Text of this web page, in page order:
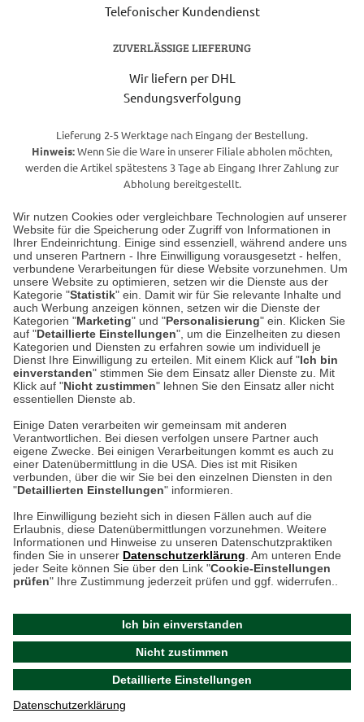
Wir nutzen Cookies oder vergleichbare Technologien auf unserer
Website für die Speicherung oder Zugriff von Informationen in
Ihrer Endeinrichtung. Einige sind essenziell, während andere uns
und unseren Partnern - Ihre Einwilligung vorausgesetzt - helfen,
verbundene Verarbeitungen für diese Website vorzunehmen. Um
unsere Website zu optimieren, setzen wir die Dienste aus der
Kategorie "Statistik" ein. Damit wir für Sie relevante Inhalte und
auch Werbung anzeigen können, setzen wir die Dienste der
Kategorien "Marketing" und "Personalisierung" ein. Klicken Sie
auf "Detaillierte Einstellungen", um die Einzelheiten zu diesen
Kategorien und Diensten zu erfahren sowie um individuell je
Dienst Ihre Einwilligung zu erteilen. Mit einem Klick auf "Ich bin
einverstanden" stimmen Sie dem Einsatz aller Dienste zu. Mit
Klick auf "Nicht zustimmen" lehnen Sie den Einsatz aller nicht
essentiellen Dienste ab.
Einige Daten verarbeiten wir gemeinsam mit anderen
Verantwortlichen. Bei diesen verfolgen unsere Partner auch
eigene Zwecke. Bei einigen Verarbeitungen kommt es auch zu
einer Datenübermittlung in die USA. Dies ist mit Risiken
verbunden, über die wir Sie bei den einzelnen Diensten in den
"Detaillierten Einstellungen" informieren.
Ihre Einwilligung bezieht sich in diesen Fällen auch auf die
Erlaubnis, diese Datenübermittlungen vorzunehmen. Weitere
Informationen und Hinweise zu unseren Datenschutzpraktiken
finden Sie in unserer Datenschutzerklärung . Am unteren Ende
jeder Seite können Sie über den Link "Cookie-Einstellungen
prüfen" Ihre Zustimmung jederzeit prüfen und ggf. widerrufen..
Ich bin einverstanden
Nicht zustimmen
Detaillierte Einstellungen
Datenschutzerklärung
Telefonischer Kundendienst
ZUVERLÄSSIGE LIEFERUNG
Wir liefern per DHL
Sendungsverfolgung
Lieferung 2-5 Werktage nach Eingang der Bestellung.
Hinweis:Wenn Sie die Ware in unserer Filiale abholen möchten,
werden die Artikel spätestens 3 Tage ab Eingang Ihrer Zahlung zur
Abholung bereitgestellt.
Unser Geschäft in Meckenheim
Auf dem Steinbüchel 6
53340 Meckenheim
Montag bis Samstag 9:00 Uhr bis 18:00 Uhr
weitere Information
Hier finden Sie uns im Netz
Kontakt
Umwelt und Entsorgung
Zur Echtheit von Bewertungen
Hinweisgeber-Schutzgesetz
Barrierefreiheit unserer Website
Aktuelle Cookie-Einstellungen prüfen
am 07.08.2026 um 18:47
2024 THE BRITISH SHOP
Versandhandel GmbH & Co. KG
Cookie-Einstellungen in Ihrem Browser
ACHTUNG!
Ihr Browser speichert aktuell keine Cookies!
Leider können Sie in diesem Fall unseren Online-Shop
Bitte stellen Sie sicher, dass Ihr Browser unsere funktionalen
Cookies für die Dauer Ihres Besuchs auf unserer Website
akzeptiert. Unabhängig davon können Sie entscheiden,
welche zustimmungspflichtigen Cookies wir setzen dürfen.